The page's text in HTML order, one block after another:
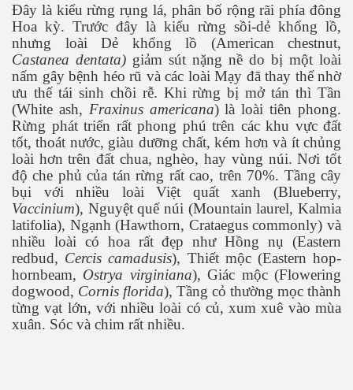
Đây là kiểu rừng rụng lá, phân bố rộng rãi phía đông
Hoa kỳ. Trước đây là kiểu rừng sồi-dẻ khổng lồ,
nhưng loài Dẻ khổng lồ (American chestnut,
Castanea dentata) giảm sút nặng nề do bị một loài
nấm gây bệnh héo rũ và các loài Mạy đã thay thế nhờ
ưu thế tái sinh chồi rễ. Khi rừng bị mở tán thì Tần
(White ash, Fraxinus americana) là loài tiên phong.
Rừng phát triển rất phong phú trên các khu vực đất
tốt, thoát nước, giàu dưỡng chất, kém hơn và ít chủng
loài hơn trên đất chua, nghèo, hay vùng núi. Nơi tốt
độ che phủ của tán rừng rất cao, trên 70%. Tầng cây
bụi với nhiều loài Việt quất xanh (Blueberry,
Vaccinium), Nguyệt quế núi (Mountain laurel, Kalmia
latifolia), Ngạnh (Hawthorn, Crataegus commonly) và
nhiều loài có hoa rất đẹp như Hồng nụ (Eastern
redbud, Cercis camadusis), Thiết mộc (Eastern hop-
hornbeam, Ostrya virginiana), Giác mộc (Flowering
dogwood, Cornis florida), Tầng cỏ thường mọc thành
từng vạt lớn, với nhiều loài có củ, xum xuê vào mùa
xuân. Sóc và chim rất nhiều.